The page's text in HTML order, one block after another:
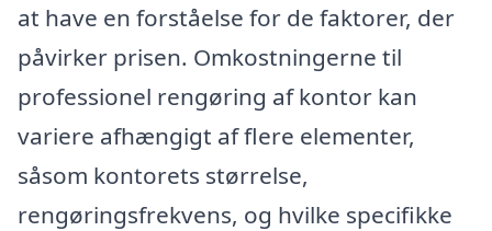
at have en forståelse for de faktorer, der
påvirker prisen. Omkostningerne til
professionel rengøring af kontor kan
variere afhængigt af flere elementer,
såsom kontorets størrelse,
rengøringsfrekvens, og hvilke specifikke